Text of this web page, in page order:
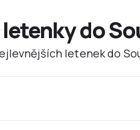
do
letenek do